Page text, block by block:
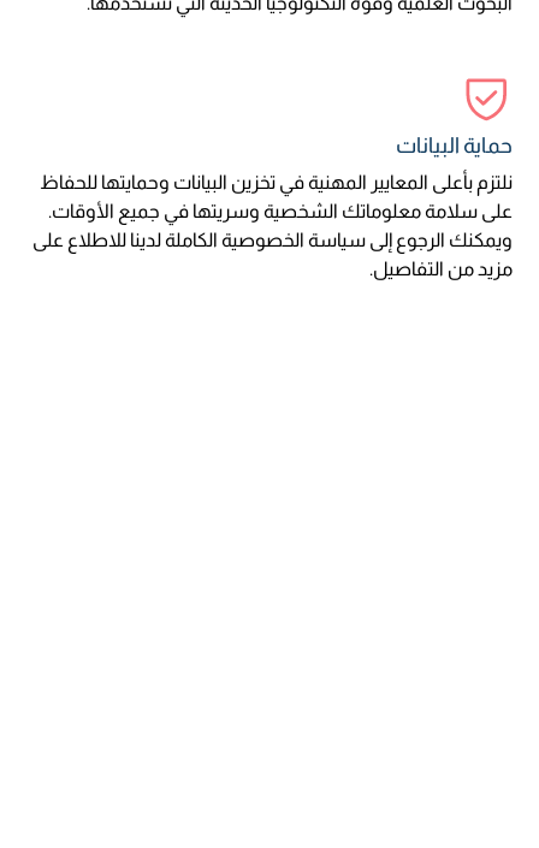
حماية البيانات
نلتزم بأعلى المعايير المهنية في تخزين البيانات وحمايتها للحفاظ
على سلامة معلوماتك الشخصية وسريتها في جميع الأوقات.
ويمكنك الرجوع إلى سياسة الخصوصية الكاملة لدينا للاطلاع على
مزيد من التفاصيل.